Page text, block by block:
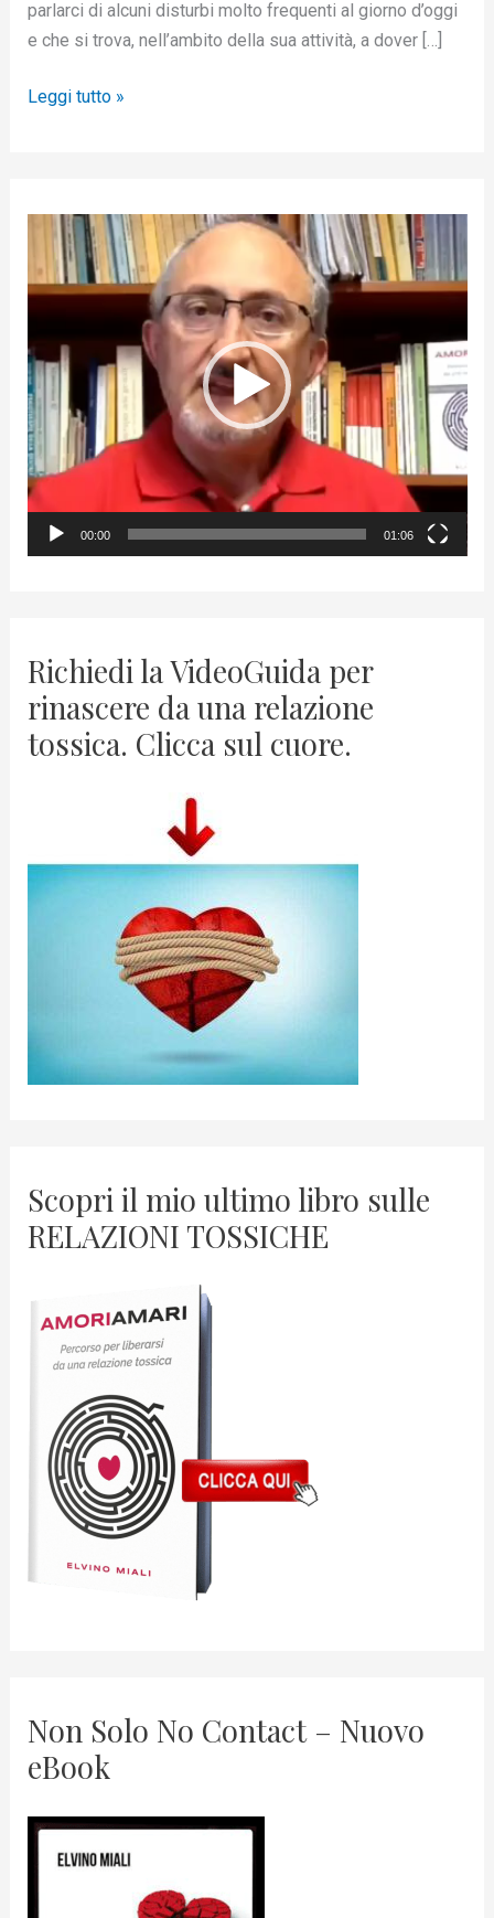
parlarci di alcuni disturbi molto frequenti al giorno d’oggi
e che si trova, nell’ambito della sua attività, a dover […]
Leggi tutto »
d
o
P
l
a
y
00:00 01:06
Richiedi la VideoGuida per
rinascere da una relazione
tossica. Clicca sul cuore.
Scopri il mio ultimo libro sulle
RELAZIONI TOSSICHE
Non Solo No Contact – Nuovo
eBook